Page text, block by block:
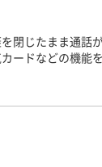
閉じたまま通話
ードなどの機能